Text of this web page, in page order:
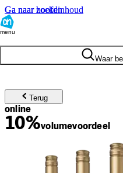
Ga naar hoofdinhoud
Ga naar zoeken
menu
Waar
Terug
online
10%volumevoordeel